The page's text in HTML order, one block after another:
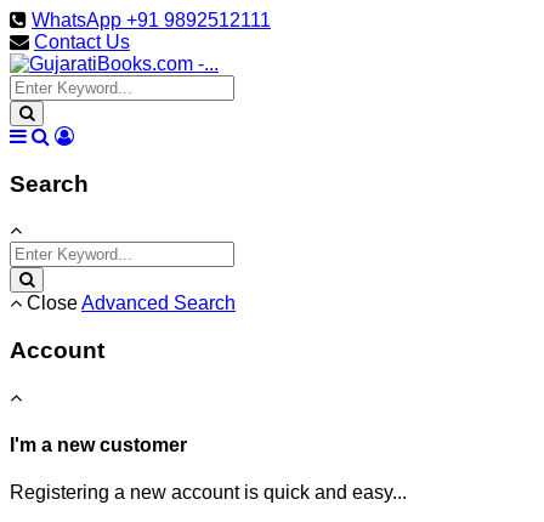
WhatsApp +91 9892512111
Contact Us
Search
CloseAdvanced Search
Account
I'm a new customer
Registering a new account is quick and easy...